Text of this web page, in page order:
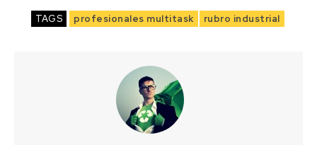
TAGS profesionales multitask rubro industrial